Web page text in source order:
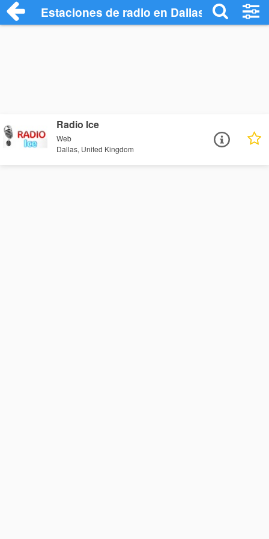
Estaciones de radio en Dallas -
Radio Ice
Web
Dallas, United Kingdom